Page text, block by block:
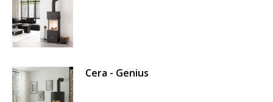
Cera - Genius